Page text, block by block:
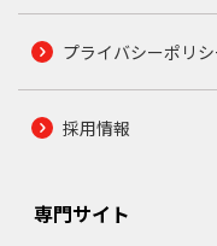
プライバシーポリ
採用情報
専門サイト